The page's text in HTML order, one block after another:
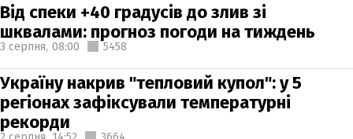
Від спеки +40 градусів до злив зі
шквалами: прогноз погоди на тиждень
3 серпня, 08:00 5458
Україну накрив "тепловий купол": у 5
регіонах зафіксували температурні
рекорди